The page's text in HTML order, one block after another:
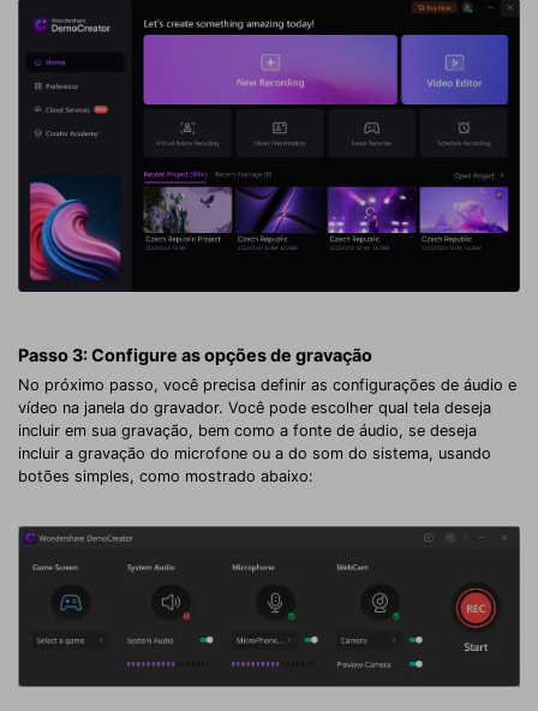
Passo 3: Configure as opções de gravação
No próximo passo, você precisa definir as configurações de áudio e
vídeo na janela do gravador. Você pode escolher qual tela deseja
incluir em sua gravação, bem como a fonte de áudio, se deseja
incluir a gravação do microfone ou a do som do sistema, usando
botões simples, como mostrado abaixo: